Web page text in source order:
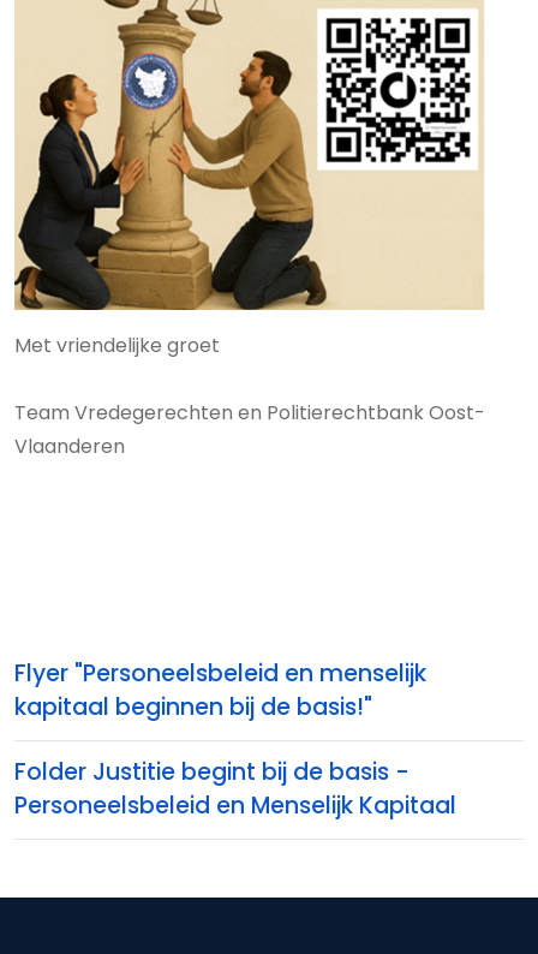
Met vriendelijke groet
Team Vredegerechten en Politierechtbank Oost-
Vlaanderen
Flyer "Personeelsbeleid en menselijk
kapitaal beginnen bij de basis!"
Folder Justitie begint bij de basis -
Personeelsbeleid en Menselijk Kapitaal